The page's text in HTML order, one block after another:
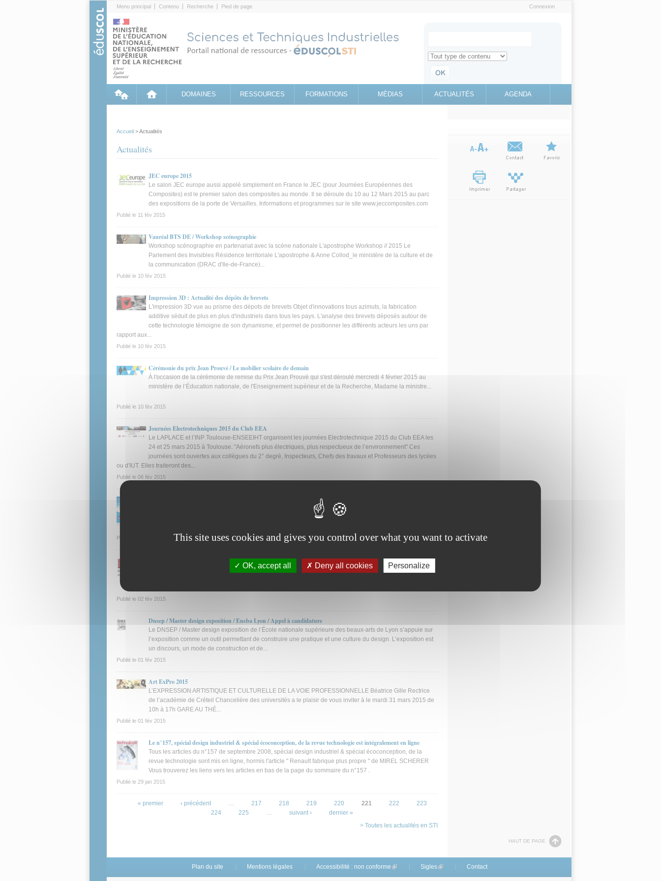
Menu principal Contenu Recherche Pied de page Connexion
Search for
Retrouvez toute l'information sur le site education.gouv.fr
DOMAINES RESSOURCES FORMATIONS MÉDIAS ACTUALITÉS AGENDA
Accueil > Actualités
Actualités
JEC europe 2015
Le salon JEC europe aussi appelé simplement en France le JEC (pour Journées Européennes des
Composites) est le premier salon des composites au monde. Il se déroule du 10 au 12 Mars 2015 au parc
des expositions de la porte de Versailles. Informations et programmes sur le site www.jeccomposites.com
Publié le 11 fév 2015
Vauréal BTS DE / Workshop scénographie
Workshop scénographie en partenariat avec la scène nationale L'apostrophe Workshop // 2015 Le
Parlement des Invisibles Résidence territoriale L'apostrophe & Anne Collod_le ministère de la culture et de
la communication (DRAC d'Ile-de-France)...
Publié le 10 fév 2015
Impression 3D : Actualité des dépôts de brevets
L'impression 3D vue au prisme des dépots de brevets Objet d'innovations tous azimuts, la fabrication
additive séduit de plus en plus d'industriels dans tous les pays. L'analyse des brevets déposés autour de
cette technologie témoigne de son dynamisme, et permet de positionner les différents acteurs les uns par
rapport aux...
Publié le 10 fév 2015
Cérémonie du prix Jean Prouvé / Le mobilier scolaire de demain
À l'occasion de la cérémonie de remise du Prix Jean Prouvé qui s'est déroulé mercredi 4 février 2015 au
ministère de l’Éducation nationale, de l'Enseignement supérieur et de la Recherche, Madame la ministre...
Publié le 10 fév 2015
Journées Electrotechniques 2015 du Club EEA
Le LAPLACE et l’INP Toulouse-ENSEEIHT organisent les journées Electrotechnique 2015 du Club EEA les
24 et 25 mars 2015 à Toulouse. "Aéronefs plus électriques, plus respectueux de l’environnement" Ces
journées sont ouvertes aux collègues du 2° degré, Inspecteurs, Chefs des travaux et Professeurs des lycées
ou d'IUT. Elles traiteront des...
Publié le 06 fév 2015
Quelle formation... Pour quel métier de l'aérien ? Du 6 au 8 février 2015 , le magazine Aviation et Pilote , en
partenariat avec le musée de l’'Air et de l’Espace, organise le 23e Salon des Formations et Métiers
Publié le
La fabrication additive : État de l'art et perspectives économiques
Une réunion d'unformation, organisée par le Cetim et la FIM sur le campus universitaire de Bourges, permet
Publié le 02 fév 2015
Dnsep / Master design exposition / Ensba Lyon / Appel à candidature
Le DNSEP / Master design exposition de l’École nationale supérieure des beaux-arts de Lyon s’appuie sur
l’exposition comme un outil permettant de construire une pratique et une culture du design. L’exposition est
un discours, un mode de construction et de...
Publié le 01 fév 2015
Art ExPro 2015
L’EXPRESSION ARTISTIQUE ET CULTURELLE DE LA VOIE PROFESSIONNELLE Béatrice Gille Rectrice
de l’académie de Créteil Chancelière des universités a le plaisir de vous inviter à le mardi 31 mars 2015 de
10h à 17h GARE AU THÉ...
Publié le 01 fév 2015
Le n°157, spécial design industriel & spécial écoconception, de la revue technologie est intégralement en ligne
Tous les articles du n°157 de septembre 2008, spécial design industriel & spécial écoconception, de la
revue technologie sont mis en ligne, hormis l'article " Renault fabrique plus propre " de MIREL SCHERER
Vous trouverez les liens vers les articles en bas de la page du sommaire du n°157 .
Publié le 29 jan 2015
« premier ‹ précédent … 217 218 219 220 221 222
223
224
225 … suivant ›
dernier »
> Toutes les actualités en STI
HAUT DE PAGE
Plan du site Mentions légales Accessibilité : non conforme (link is external)
Sigles(link is external)
Contact
This site uses cookies and gives you control over what you want to activate
OK, accept all Deny all cookies Personalize